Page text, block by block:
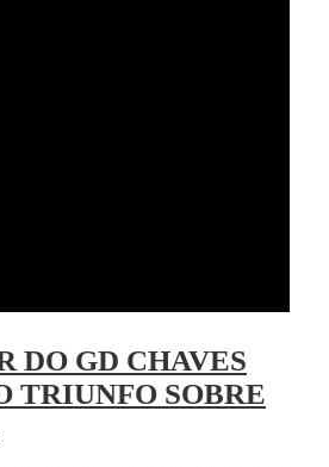
DO GD CHAVES
TRIUNFO SOBRE